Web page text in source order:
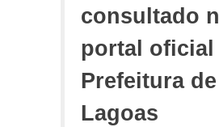
consultado
portal oficial
Prefeitura
Lagoas